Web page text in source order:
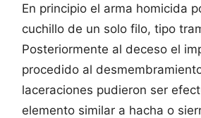
En principio el arma homicida
cuchillo de un solo filo, tipo
Posteriormente al deceso el
procedido al
laceraciones pudieron ser
elemento similar a hacha o